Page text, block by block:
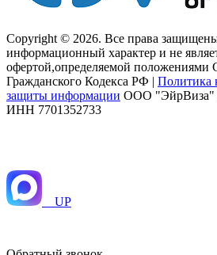
Copyright © 2026. Все права
информационный характер и не
офертой,определяемой положениями
Гражданского Кодекса РФ | Политика
защиты информации ООО "ЭйрВиза"
ИНН 7701352733
UP